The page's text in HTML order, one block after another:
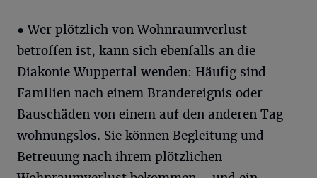
● Wer plötzlich von Wohnraumverlust
betroffen ist, kann sich ebenfalls an die
Diakonie Wuppertal wenden: Häufig sind
Familien nach einem Brandereignis oder
Bauschäden von einem auf den anderen Tag
wohnungslos. Sie können Begleitung und
Betreuung nach ihrem plötzlichen